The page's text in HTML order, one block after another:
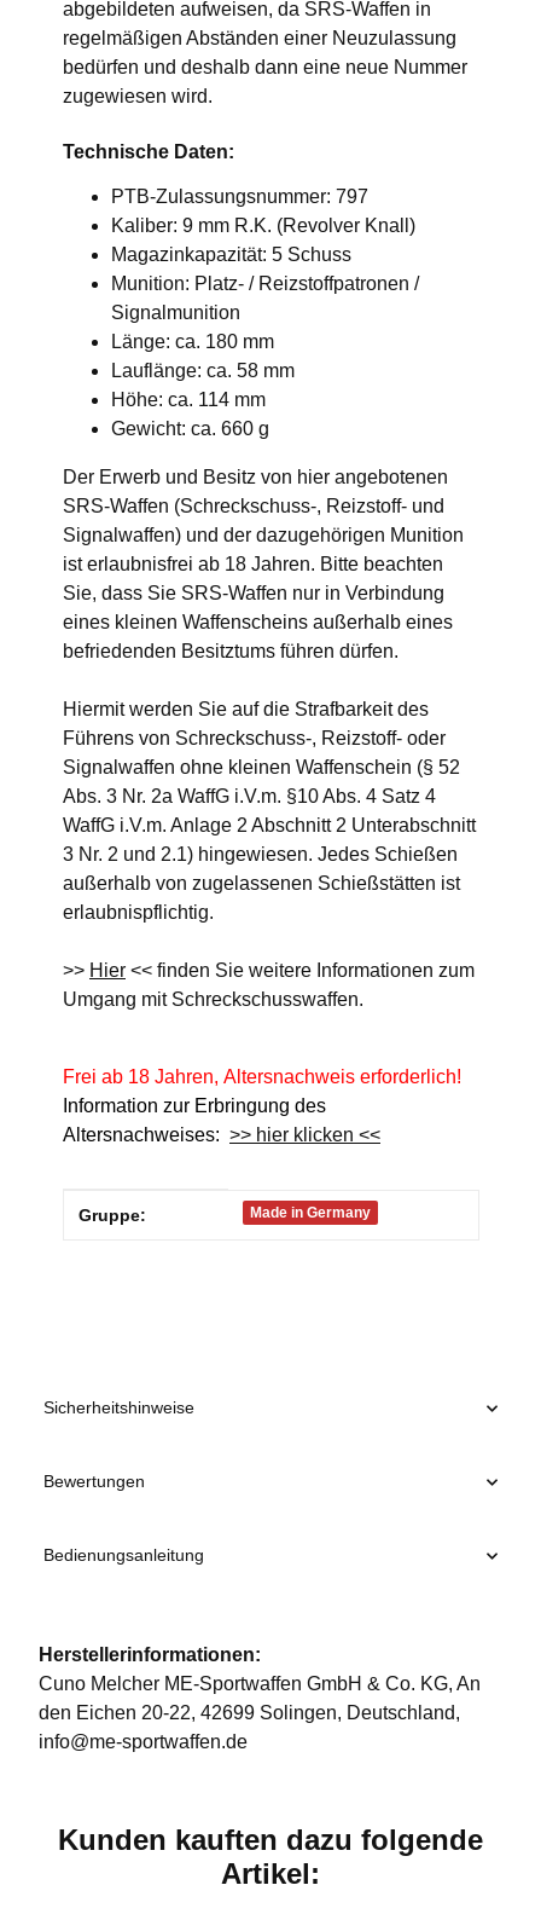
abgebildeten aufweisen, da SRS-Waffen in
regelmäßigen Abständen einer Neuzulassung
bedürfen und deshalb dann eine neue Nummer
zugewiesen wird.
Technische Daten:
PTB-Zulassungsnummer: 797
Kaliber: 9 mm R.K. (Revolver Knall)
Magazinkapazität: 5 Schuss
Munition: Platz- / Reizstoffpatronen /
Signalmunition
Länge: ca. 180 mm
Lauflänge: ca. 58 mm
Höhe: ca. 114 mm
Gewicht: ca. 660 g
Der Erwerb und Besitz von hier angebotenen
SRS-Waffen (Schreckschuss-, Reizstoff- und
Signalwaffen) und der dazugehörigen Munition
ist erlaubnisfrei ab 18 Jahren. Bitte beachten
Sie, dass Sie SRS-Waffen nur in Verbindung
eines kleinen Waffenscheins außerhalb eines
befriedenden Besitztums führen dürfen.
Hiermit werden Sie auf die Strafbarkeit des
Führens von Schreckschuss-, Reizstoff- oder
Signalwaffen ohne kleinen Waffenschein (§ 52
Abs. 3 Nr. 2a WaffG i.V.m. §10 Abs. 4 Satz 4
WaffG i.V.m. Anlage 2 Abschnitt 2 Unterabschnitt
3 Nr. 2 und 2.1) hingewiesen. Jedes Schießen
außerhalb von zugelassenen Schießstätten ist
erlaubnispflichtig.
>> Hier << finden Sie weitere Informationen zum
Umgang mit Schreckschusswaffen.
Frei ab 18 Jahren, Altersnachweis erforderlich!
Information zur Erbringung des
Altersnachweises: >> hier klicken <<
Produkteigenschaft
Wert
Gruppe: Made in Germany
Sicherheitshinweise
Bewertungen
Bedienungsanleitung
Herstellerinformationen:
Cuno Melcher ME-Sportwaffen GmbH & Co. KG, An
den Eichen 20-22, 42699 Solingen, Deutschland,
info@me-sportwaffen.de
Kunden kauften dazu folgende
Artikel: